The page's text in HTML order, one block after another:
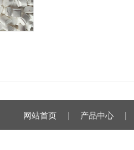
网站首页 | 产品中心 |